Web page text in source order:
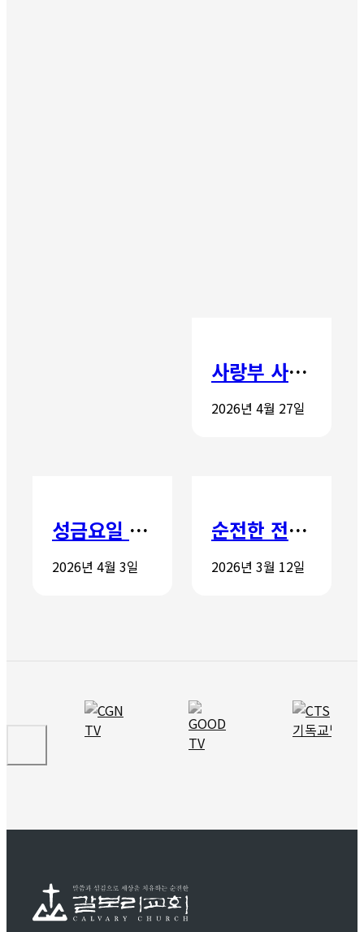
사랑부 사랑주일
2026년 4월 27일
성금요일 칸타타
2026년 4월 3일
순전한 전도학교 개강
2026년 3월 12일